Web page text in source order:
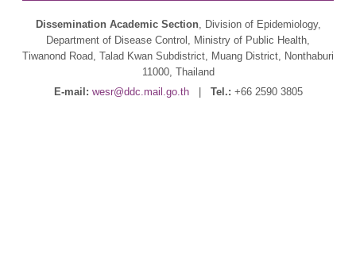
Dissemination Academic Section, Division of Epidemiology,
Department of Disease Control, Ministry of Public Health,
Tiwanond Road, Talad Kwan Subdistrict, Muang District, Nonthaburi
11000, Thailand
E-mail: wesr@ddc.mail.go.th| Tel.: +66 2590 3805